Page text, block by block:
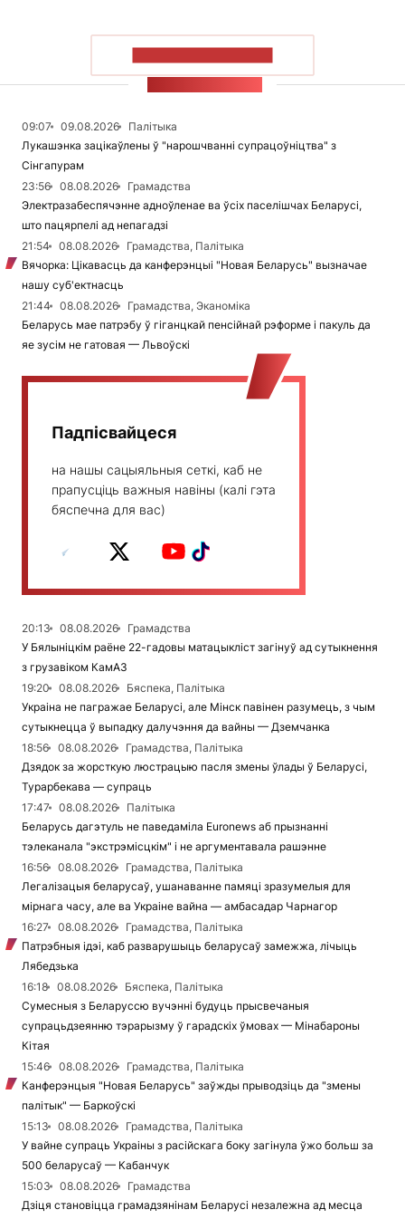
09:07 09.08.2026
Палітыка
Лукашэнка зацікаўлены ў "нарошчванні супрацоўніцтва" з
Сінгапурам
23:56
08.08.2026
Грамадства
Электразабеспячэнне адноўленае ва ўсіх паселішчах Беларусі,
што пацярпелі ад непагадзі
21:54
08.08.2026
Грамадства, Палітыка
Вячорка: Цікавасць да канферэнцыі "Новая Беларусь" вызначае
нашу суб'ектнасць
21:44
08.08.2026
Грамадства, Эканоміка
Беларусь мае патрэбу ў гіганцкай пенсійнай рэформе і пакуль да
яе зусім не гатовая — Львоўскі
Падпісвайцеся
на нашы сацыяльныя сеткі, каб не
прапусціць важныя навіны (калі гэта
бяспечна для вас)
20:13 08.08.2026
Грамадства
У Бялыніцкім раёне 22-гадовы матацыкліст загінуў ад сутыкнення
з грузавіком КамАЗ
19:20
08.08.2026
Бяспека, Палітыка
Украіна не пагражае Беларусі, але Мінск павінен разумець, з чым
сутыкнецца ў выпадку далучэння да вайны — Дземчанка
18:56
08.08.2026
Грамадства, Палітыка
Дзядок за жорсткую люстрацыю пасля змены ўлады ў Беларусі,
Турарбекава — супраць
17:47
08.08.2026
Палітыка
Беларусь дагэтуль не паведаміла Euronews аб прызнанні
тэлеканала "экстрэмісцкім" і не аргументавала рашэнне
16:56
08.08.2026
Грамадства, Палітыка
Легалізацыя беларусаў, ушанаванне памяці зразумелыя для
мірнага часу, але ва Украіне вайна — амбасадар Чарнагор
16:27
08.08.2026
Грамадства, Палітыка
Патрэбныя ідэі, каб разварушыць беларусаў замежжа, лічыць
Лябедзька
16:18
08.08.2026
Бяспека, Палітыка
Сумесныя з Беларуссю вучэнні будуць прысвечаныя
супрацьдзеянню тэрарызму ў гарадскіх ўмовах — Мінабароны
Кітая
15:46
08.08.2026
Грамадства, Палітыка
Канферэнцыя "Новая Беларусь" заўжды прыводзіць да "змены
палітык" — Баркоўскі
15:13
08.08.2026
Грамадства, Палітыка
У вайне супраць Украіны з расійскага боку загінула ўжо больш за
500 беларусаў — Кабанчук
15:03
08.08.2026
Грамадства
Дзіця становіцца грамадзянінам Беларусі незалежна ад месца